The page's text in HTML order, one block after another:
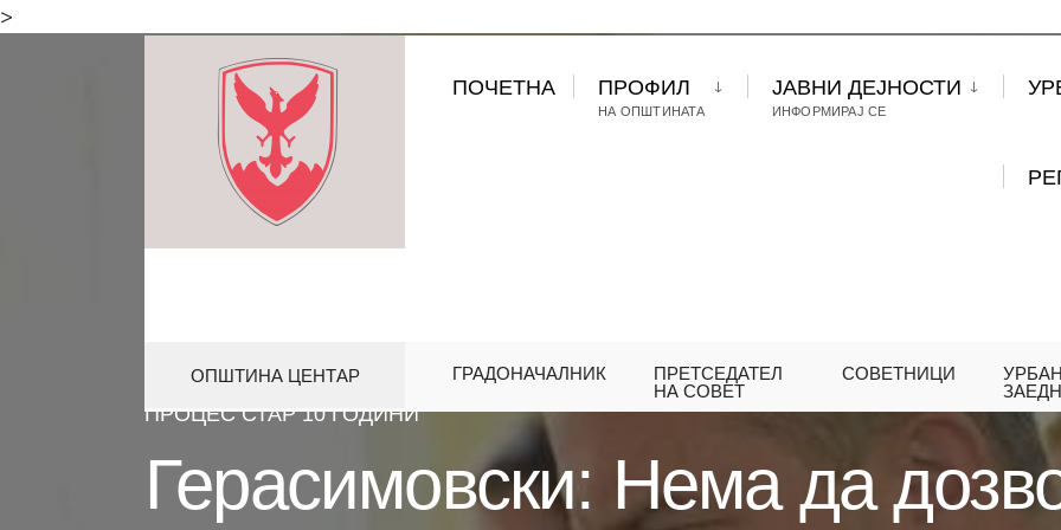
>
ПОЧЕТНА ПРОФИЛ
НА ОПШТИНАТА
ЈАВНИ ДЕЈНОСТИ
ИНФОРМИРАЈ СЕ
ОПШТИНА ЦЕНТАР ГРАДОНАЧАЛНИК
ПРЕТСЕДАТЕЛ
НА СОВЕТ
СОВЕТНИЦИ
HOME СОВЕТ
ГЕРАСИМОВСКИ: НЕМА ДА ДОЗВОЛИМЕ ОПШТИНА ЦЕНТАР ДА
ПРОЦЕС СТАР 10 ГОДИНИ
Герасимовски: Нема да